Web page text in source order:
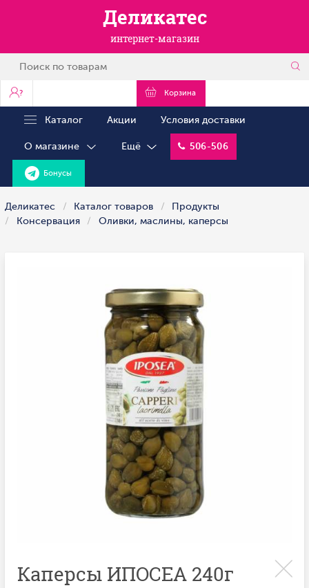
Деликатес
интернет-магазин
? Корзина
Каталог Акции Условия доставки
О магазине Ещё 506-506
Бонусы
Деликатес Каталог товаров
Продукты
Консервация
Оливки, маслины, каперсы
Каперсы ИПОСЕА 240г